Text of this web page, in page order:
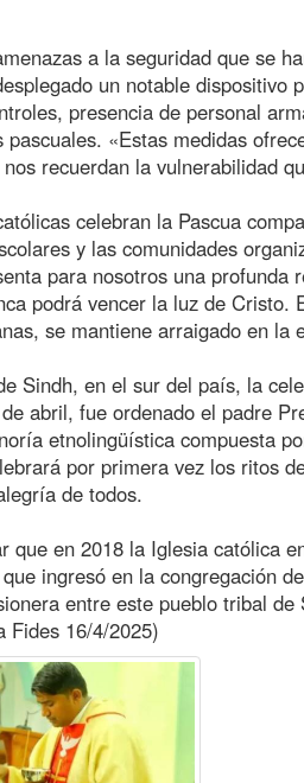
a la seguridad que se
un notable dispositivo
presencia de personal
pascuales. «Estas medidas
recuerdan la vulnerabilidad
celebran la Pascua
y las comunidades
para nosotros una
podrá vencer la luz de
se mantiene arraigado en
Sindh, en el sur del país, la
abril, fue ordenado el padre
etnolingüística compuesta
por primera vez los ritos
de todos.
que en 2018 la Iglesia católica
ingresó en la congregación
entre este pueblo tribal de
Fides 16/4/2025)